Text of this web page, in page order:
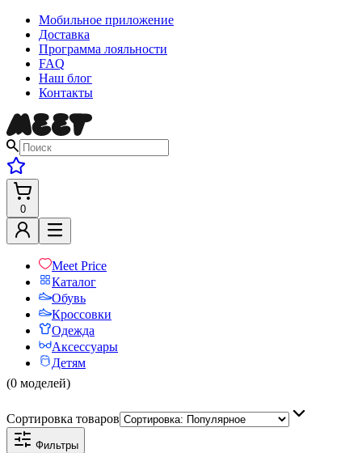
Мобильное приложение
Доставка
Программа лояльности
FAQ
Наш блог
Контакты
0
Meet Price
Каталог
Обувь
Кроссовки
Одежда
Аксессуары
Детям
(0 моделей)
Сортировка товаров
Фильтры